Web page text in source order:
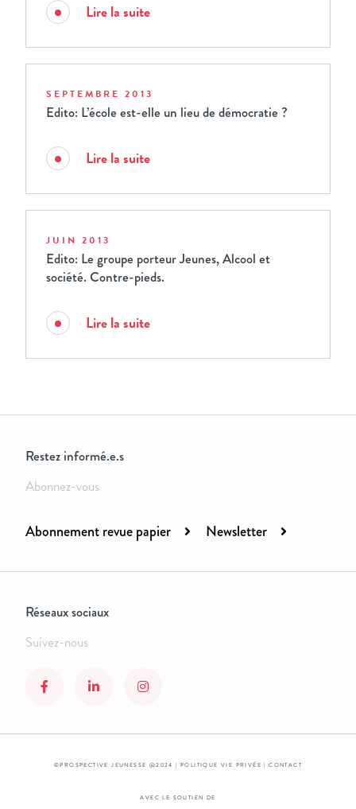
Lire la suite
SEPTEMBRE 2013
Edito: L’école est-elle un lieu de démocratie ?
Lire la suite
JUIN 2013
Edito: Le groupe porteur Jeunes, Alcool et
société. Contre-pieds.
Lire la suite
Restez informé.e.s
Abonnez-vous
Abonnement revue papier Newsletter
Réseaux sociaux
Suivez-nous
©PROSPECTIVE JEUNESSE @2024 | POLITIQUE VIE PRIVÉE |CONTACT
AVEC LE SOUTIEN DE